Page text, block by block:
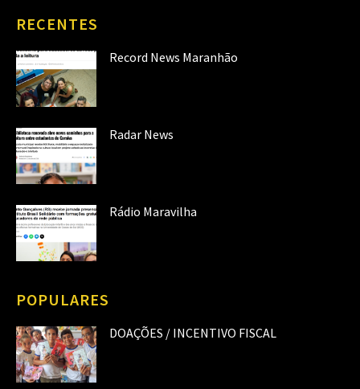
RECENTES
Record News Maranhão
Radar News
Rádio Maravilha
POPULARES
DOAÇÕES / INCENTIVO FISCAL